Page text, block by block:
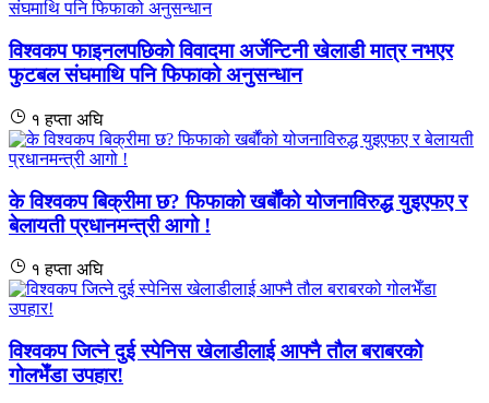
विश्वकप फाइनलपछिको विवादमा अर्जेन्टिनी खेलाडी मात्र नभएर
फुटबल संघमाथि पनि फिफाको अनुसन्धान
१ हप्ता अघि
के विश्वकप बिक्रीमा छ? फिफाको खर्बौंको योजनाविरुद्ध युइएफए र
बेलायती प्रधानमन्त्री आगो !
१ हप्ता अघि
विश्वकप जित्ने दुई स्पेनिस खेलाडीलाई आफ्नै तौल बराबरको
गोलभेँडा उपहार!